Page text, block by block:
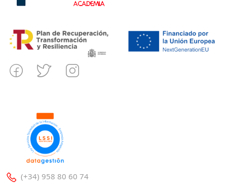
(+34) 958 80 60 74